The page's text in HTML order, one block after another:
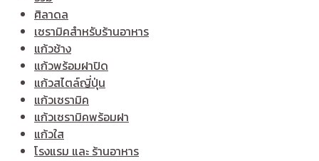
ศิลาดล
เซรามิคสำหรับร้านอาหาร
แก้วช้าง
แก้วพร้อมฝาปิด
แก้วสไตล์ญี่ปุ่น
แก้วเซรามิค
แก้วเซรามิคพร้อมฝา
แก้วใส
โรงแรม และ ร้านอาหาร